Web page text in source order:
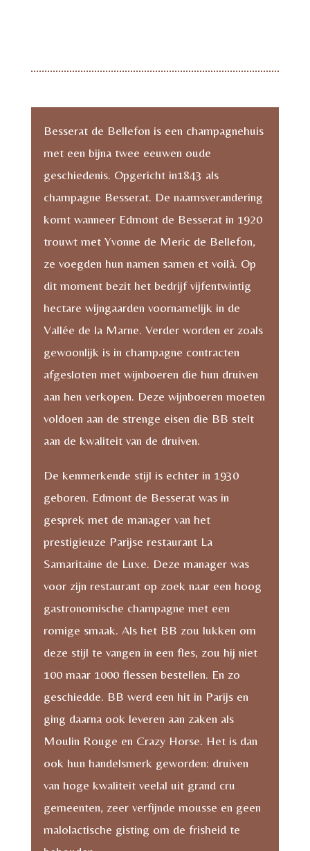
aantalBesserat de Bellefon is een champagnehuis
met een bijna twee eeuwen oude
geschiedenis. Opgericht in1843 als
champagne Besserat. De naamsverandering
komt wanneer Edmont de Besserat in 1920
trouwt met Yvonne de Meric de Bellefon,
ze voegden hun namen samen et voilà. Op
dit moment bezit het bedrijf vijfentwintig
hectare wijngaarden voornamelijk in de
Vallée de la Marne. Verder worden er zoals
gewoonlijk is in champagne contracten
afgesloten met wijnboeren die hun druiven
aan hen verkopen. Deze wijnboeren moeten
voldoen aan de strenge eisen die BB stelt
aan de kwaliteit van de druiven.
De kenmerkende stijl is echter in 1930
geboren. Edmont de Besserat was in
gesprek met de manager van het
prestigieuze Parijse restaurant La
Samaritaine de Luxe. Deze manager was
voor zijn restaurant op zoek naar een hoog
gastronomische champagne met een
romige smaak. Als het BB zou lukken om
deze stijl te vangen in een fles, zou hij niet
100 maar 1000 flessen bestellen. En zo
geschiedde. BB werd een hit in Parijs en
ging daarna ook leveren aan zaken als
Moulin Rouge en Crazy Horse. Het is dan
ook hun handelsmerk geworden: druiven
van hoge kwaliteit veelal uit grand cru
gemeenten, zeer verfijnde mousse en geen
malolactische gisting om de frisheid te